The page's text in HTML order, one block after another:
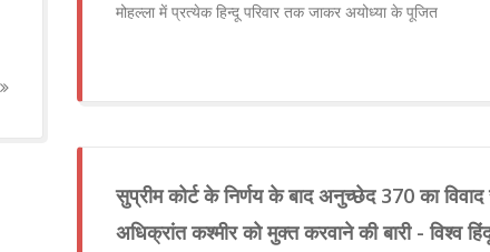
मोहल्ला में प्रत्येक हिन्दू परिवार तक जाकर अयोध्या के पूजित
सुप्रीम कोर्ट के निर्णय के बाद अनुच्छेद 370 का
अधिक्रांत कश्मीर को मुक्त करवाने की बारी - विश्व